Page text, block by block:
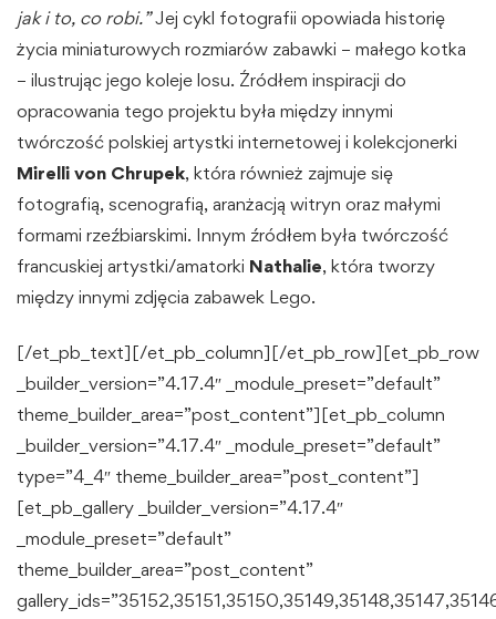
jak i to, co robi.”Jej cykl fotografii opowiada historię
życia miniaturowych rozmiarów zabawki – małego kotka
– ilustrując jego koleje losu. Źródłem inspiracji do
opracowania tego projektu była między innymi
twórczość polskiej artystki internetowej i kolekcjonerki
Mirelli von Chrupek, która również zajmuje się
fotografią, scenografią, aranżacją witryn oraz małymi
formami rzeźbiarskimi. Innym źródłem była twórczość
francuskiej artystki/amatorki Nathalie, która tworzy
między innymi zdjęcia zabawek Lego.
[/et_pb_text][/et_pb_column][/et_pb_row][et_pb_row
_builder_version=”4.17.4″ _module_preset=”default”
theme_builder_area=”post_content”][et_pb_column
_builder_version=”4.17.4″ _module_preset=”default”
type=”4_4″ theme_builder_area=”post_content”]
[et_pb_gallery _builder_version=”4.17.4″
_module_preset=”default”
theme_builder_area=”post_content”